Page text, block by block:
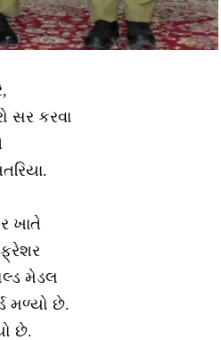
સર કરવા
ખાતે
મેડલ
મળ્યો છે.
છે.